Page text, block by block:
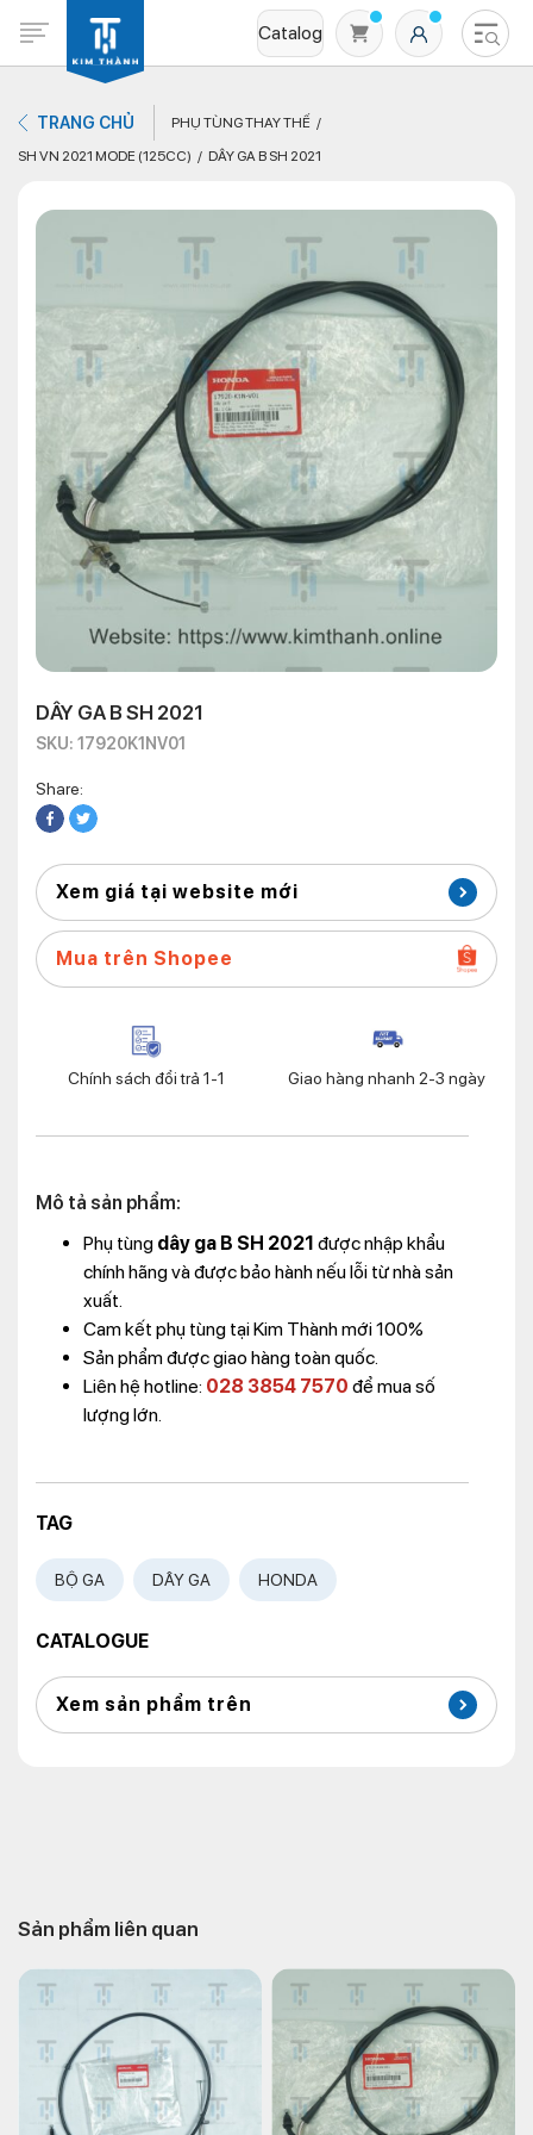
Catalog
Không có sản phẩm nào trong giỏ hàng
TRANG CHỦ
PHỤ TÙNG THAY THẾ
SH VN 2021 MODE (125CC)
DÂY GA B SH 2021
DÂY GA B SH 2021
SKU: 17920K1NV01
Share:
Xem giá tại website mới
Mua trên Shopee
Chính sách đổi trả 1-1 Giao hàng nhanh 2-3 ngày
Mô tả sản phẩm:
Phụ tùng dây ga B SH 2021 được nhập khẩu
chính hãng và được bảo hành nếu lỗi từ nhà sản
xuất.
Cam kết phụ tùng tại Kim Thành mới 100%
Sản phẩm được giao hàng toàn quốc.
Liên hệ hotline: 028 3854 7570 để mua số
lượng lớn.
TAG
BỘ GA DÂY GA HONDA
CATALOGUE
Xem sản phẩm trên
Sản phẩm liên quan